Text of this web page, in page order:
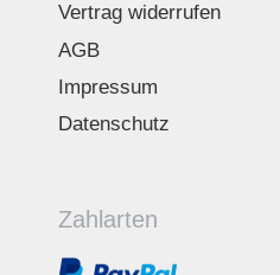
Vertrag widerrufen
AGB
Impressum
Datenschutz
Zahlarten